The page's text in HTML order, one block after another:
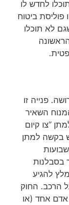
לחדש לו
פוליסת ביטוח
לא תוכלו
פנייה זו
השאיר
“צו קיום
בקשה למתן
בסבלנות
להגיע
הרכב. החוק
אחד (או